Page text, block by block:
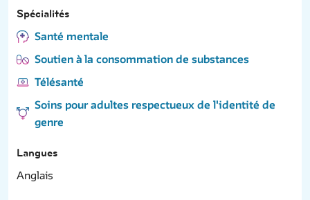
Spécialités
Santé mentale
Soutien à la consommation de substances
Télésanté
Soins pour adultes respectueux de l'identité de
genre
Langues
Anglais